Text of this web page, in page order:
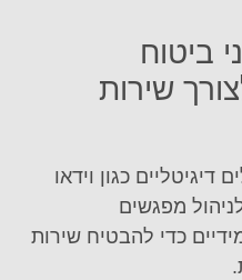
ביטוח
שירות
כגון וידאו
מפגשים
כדי להבטיח שירות